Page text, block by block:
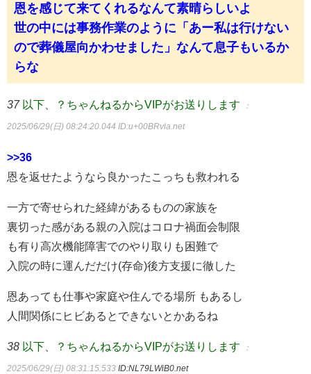
恩を感じて来てくれるなんて素晴らしいよ
世の中には事務作業のように「あー私は行けない
ので葬儀屋向かわせました」なんて息子もいるか
らな
37 以下、？ちゃんねるからVIPがお送りします ：
2025/06/29(日) 08:24:20.044 ID:u+00BRvla.net
>>36
恩を返せたようなら良かったこっちも救われる
一方で寄せられた経緯があるものの家族を
裏切った感がある親の入院はコロナ禍面会制限
も有り高次機能障害でのやり取りも困難で
入院の時に運んだだけ(存命)後方支援に徹した
恩あっても仕事や家庭や住んでる場所 もあるし
人間関係にヒビあるとできないとかあるね
38 以下、？ちゃんねるからVIPがお送りします ：
2025/06/29(日) 08:31:15.533 ID:NL79LWiB0.net